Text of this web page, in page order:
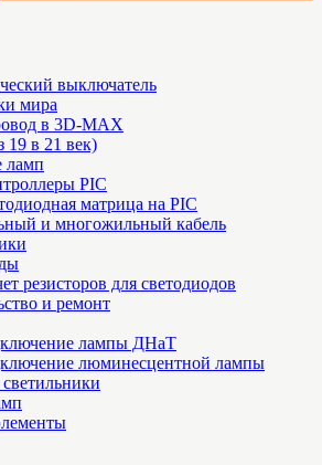
выключатель
мира
в 3D-MAX
в 21 век)
ламп
PIC
матрица на PIC
и многожильный кабель
резисторов для светодиодов
и ремонт
лампы ДНаТ
люминесцентной лампы